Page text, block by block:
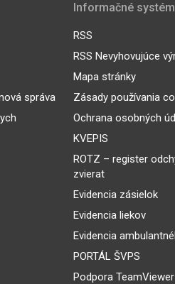
správa
Informačné
RSS
RSS Nevyhovujúce
Mapa stránky
Zásady používania
Ochrana osobných
KVEPIS
ROTZ – register
zvierat
Evidencia zásielok
Evidencia liekov
Evidencia
PORTÁL ŠVPS
Podpora